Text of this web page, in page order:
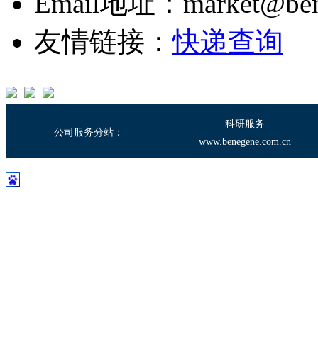
友情链接：快递查询
公司服务分站：
科研服务
www.benegene.com.cn